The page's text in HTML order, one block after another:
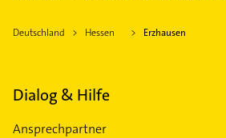
Deutschland Hessen Erzhausen
Dialog & Hilfe
Ansprechpartner